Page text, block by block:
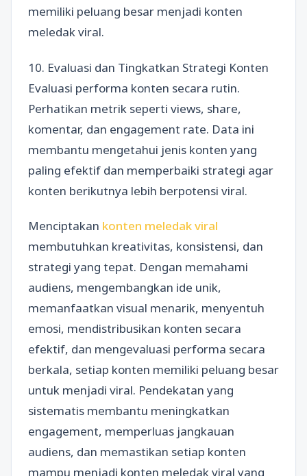
memiliki peluang besar menjadi konten
meledak viral.
10. Evaluasi dan Tingkatkan Strategi Konten
Evaluasi performa konten secara rutin.
Perhatikan metrik seperti views, share,
komentar, dan engagement rate. Data ini
membantu mengetahui jenis konten yang
paling efektif dan memperbaiki strategi agar
konten berikutnya lebih berpotensi viral.
Menciptakan konten meledak viral
membutuhkan kreativitas, konsistensi, dan
strategi yang tepat. Dengan memahami
audiens, mengembangkan ide unik,
memanfaatkan visual menarik, menyentuh
emosi, mendistribusikan konten secara
efektif, dan mengevaluasi performa secara
berkala, setiap konten memiliki peluang besar
untuk menjadi viral. Pendekatan yang
sistematis membantu meningkatkan
engagement, memperluas jangkauan
audiens, dan memastikan setiap konten
mampu menjadi konten meledak viral yang